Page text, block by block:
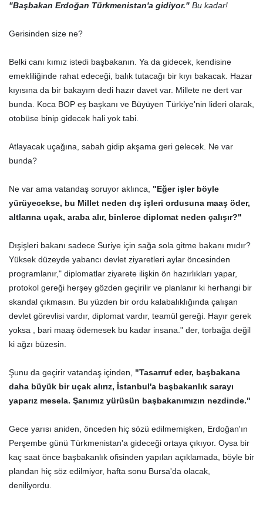
"Başbakan Erdoğan Türkmenistan'a gidiyor." Bu kadar!
Gerisinden size ne?
Belki canı kımız istedi başbakanın. Ya da gidecek, kendisine
emekliliğinde rahat edeceği, balık tutacağı bir kıyı bakacak. Hazar
kıyısına da bir bakayım dedi hazır davet var. Millete ne dert var
bunda. Koca BOP eş başkanı ve Büyüyen Türkiye'nin lideri olarak,
otobüse binip gidecek hali yok tabi.
Atlayacak uçağına, sabah gidip akşama geri gelecek. Ne var
bunda?
Ne var ama vatandaş soruyor aklınca, "Eğer işler böyle
yürüyecekse, bu Millet neden dış işleri ordusuna maaş öder,
altlarına uçak, araba alır, binlerce diplomat neden çalışır?"
Dışişleri bakanı sadece Suriye için sağa sola gitme bakanı mıdır?
Yüksek düzeyde yabancı devlet ziyaretleri aylar öncesinden
programlanır," diplomatlar ziyarete ilişkin ön hazırlıkları yapar,
protokol gereği herşey gözden geçirilir ve planlanır ki herhangi bir
skandal çıkmasın. Bu yüzden bir ordu kalabalıklığında çalışan
devlet görevlisi vardır, diplomat vardır, teamül gereği. Hayır gerek
yoksa , bari maaş ödemesek bu kadar insana." der, torbağa değil
ki ağzı büzesin.
Şunu da geçirir vatandaş içinden, "Tasarruf eder, başbakana
daha büyük bir uçak alırız, İstanbul'a başbakanlık sarayı
yaparız mesela. Şanımız yürüsün başbakanımızın nezdinde."
Gece yarısı aniden, önceden hiç sözü edilmemişken, Erdoğan'ın
Perşembe günü Türkmenistan'a gideceği ortaya çıkıyor. Oysa bir
kaç saat önce başbakanlık ofisinden yapılan açıklamada, böyle bir
plandan hiç söz edilmiyor, hafta sonu Bursa'da olacak,
deniliyordu.